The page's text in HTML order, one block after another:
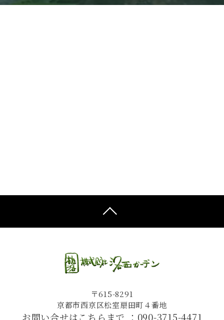
〒615-8291
京都市西京区松室扇田町４番地
お問い合せはこちらまで ： 090-3715-4471